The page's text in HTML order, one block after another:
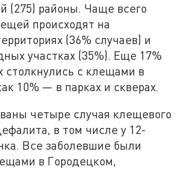
(275) районы. Чаще всего
происходят на
(36% случаев) и
участках (35%). Еще 17%
столкнулись с клещами в
10% — в парках и скверах.
четыре случая клещевого
в том числе у 12-
Все заболевшие были
в Городецком,